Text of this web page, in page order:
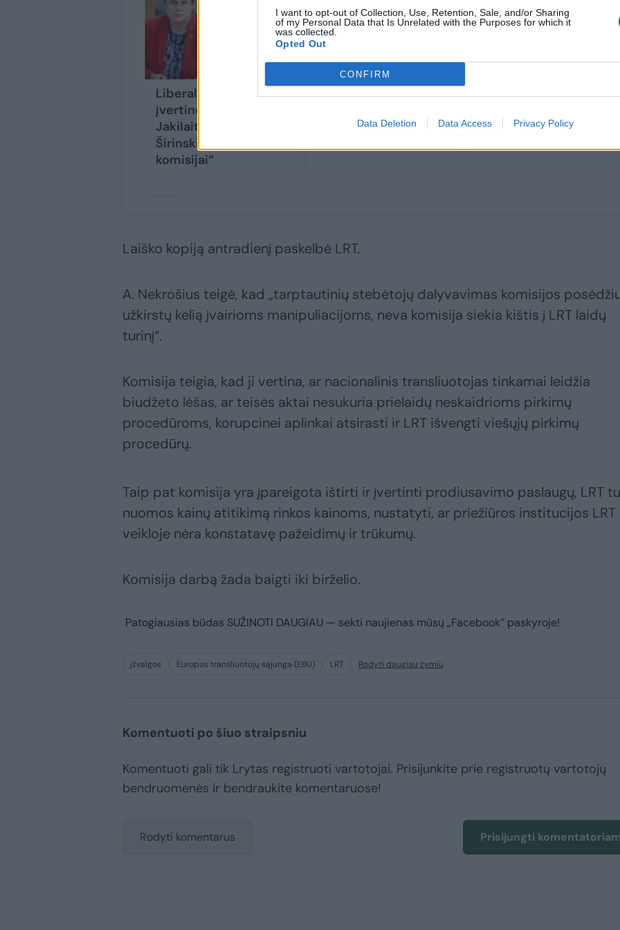
I want to opt-out of Collection, Use, Retention, Sale, and/or Sharing
of my Personal Data that Is Unrelated with the Purposes for which it
was collected.
Opted Out
CONFIRM
Data Deletion Data Access Privacy Policy
Liberalų lyderis
įvertino priežastis: „E.
Jakilaitis kliūna A.
Širinskienei, o ne
komisijai“
Nutekėjo trijų slaptų
vadovo kėdę
Priekabiavimą LRT
žurnalistė paragino
Laiško kopiją antradienį paskelbė LRT.
A. Nekrošius teigė, kad „tarptautinių stebėtojų dalyvavimas komisijos
užkirstų kelią įvairioms manipuliacijoms, neva komisija siekia kištis į LRT laidų
turinį“.
Komisija teigia, kad ji vertina, ar nacionalinis transliuotojas tinkamai leidžia
biudžeto lėšas, ar teisės aktai nesukuria prielaidų neskaidrioms pirkimų
procedūroms, korupcinei aplinkai atsirasti ir LRT išvengti viešųjų pirkimų
procedūrų.
Taip pat komisija yra įpareigota ištirti ir įvertinti prodiusavimo paslaugų, LRT
nuomos kainų atitikimą rinkos kainoms, nustatyti, ar priežiūros institucijos LRT
veikloje nėra konstatavę pažeidimų ir trūkumų.
Komisija darbą žada baigti iki birželio.
Patogiausias būdas SUŽINOTI DAUGIAU — sekti naujienas mūsų „Facebook” paskyroje!
įžvalgos Europos transliuotojų sąjunga (EBU) LRT Rodyti daugiau žymių
Komentuoti po šiuo straipsniu
Komentuoti gali tik Lrytas registruoti vartotojai. Prisijunkite prie registruotų vartotojų
bendruomenės ir bendraukite komentaruose!
Rodyti komentarus Prisijungti